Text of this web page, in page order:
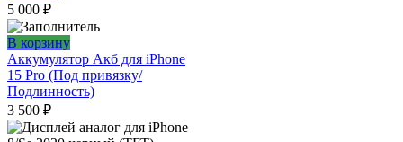
5 000 ₽
В корзину
Аккумулятор Акб для iPhone
15 Pro (Под привязку/
Подлинность)
3 500 ₽